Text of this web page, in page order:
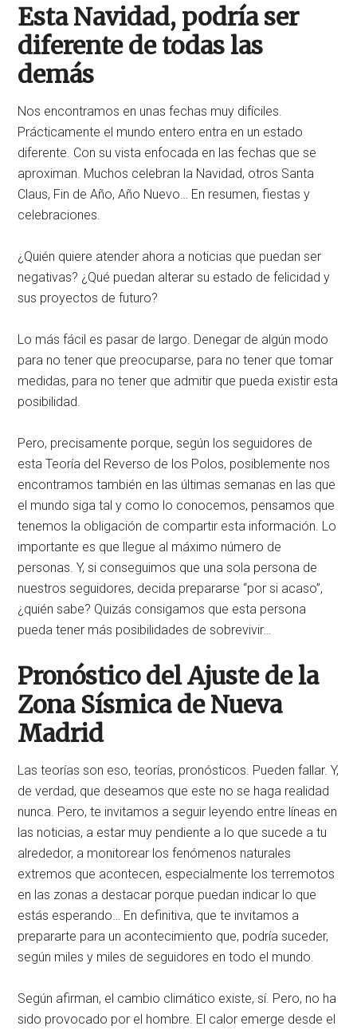
Esta Navidad, podría ser
diferente de todas las
demás
Nos encontramos en unas fechas muy difíciles.
Prácticamente el mundo entero entra en un estado
diferente. Con su vista enfocada en las fechas que se
aproximan. Muchos celebran la Navidad, otros Santa
Claus, Fin de Año, Año Nuevo… En resumen, fiestas y
celebraciones.
¿Quién quiere atender ahora a noticias que puedan ser
negativas? ¿Qué puedan alterar su estado de felicidad y
sus proyectos de futuro?
Lo más fácil es pasar de largo. Denegar de algún modo
para no tener que preocuparse, para no tener que tomar
medidas, para no tener que admitir que pueda existir esta
posibilidad.
Pero, precisamente porque, según los seguidores de
esta Teoría del Reverso de los Polos, posiblemente nos
encontramos también en las últimas semanas en las que
el mundo siga tal y como lo conocemos, pensamos que
tenemos la obligación de compartir esta información. Lo
importante es que llegue al máximo número de
personas. Y, si conseguimos que una sola persona de
nuestros seguidores, decida prepararse “por si acaso”,
¿quién sabe? Quizás consigamos que esta persona
pueda tener más posibilidades de sobrevivir…
Pronóstico del Ajuste de la
Zona Sísmica de Nueva
Madrid
Las teorías son eso, teorías, pronósticos. Pueden fallar. Y,
de verdad, que deseamos que este no se haga realidad
nunca. Pero, te invitamos a seguir leyendo entre líneas en
las noticias, a estar muy pendiente a lo que sucede a tu
alrededor, a monitorear los fenómenos naturales
extremos que acontecen, especialmente los terremotos
en las zonas a destacar porque puedan indicar lo que
estás esperando… En definitiva, que te invitamos a
prepararte para un acontecimiento que, podría suceder,
según miles y miles de seguidores en todo el mundo.
Según afirman, el cambio climático existe, sí. Pero, no ha
sido provocado por el hombre. El calor emerge desde el